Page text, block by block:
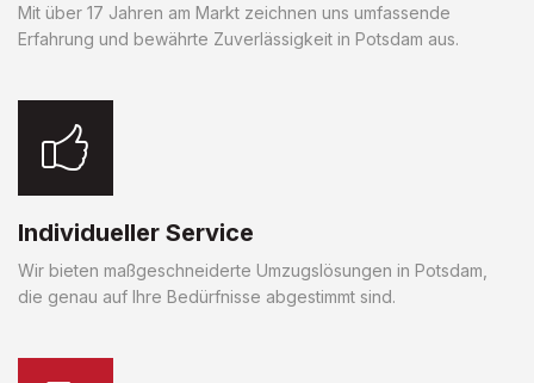
Mit über 17 Jahren am Markt zeichnen uns umfassende
Erfahrung und bewährte Zuverlässigkeit in Potsdam aus.
Individueller Service
Wir bieten maßgeschneiderte Umzugslösungen in Potsdam,
die genau auf Ihre Bedürfnisse abgestimmt sind.